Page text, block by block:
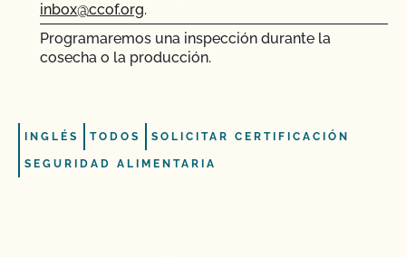
inbox@ccof.org.
Programaremos una inspección durante la
cosecha o la producción.
INGLÉS TODOS SOLICITAR CERTIFICACIÓN
SEGURIDAD ALIMENTARIA